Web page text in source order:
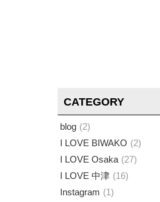
CATEGORY
blog
2
I LOVE BIWAKO
2
I LOVE Osaka
27
I LOVE 中津
16
Instagram
1